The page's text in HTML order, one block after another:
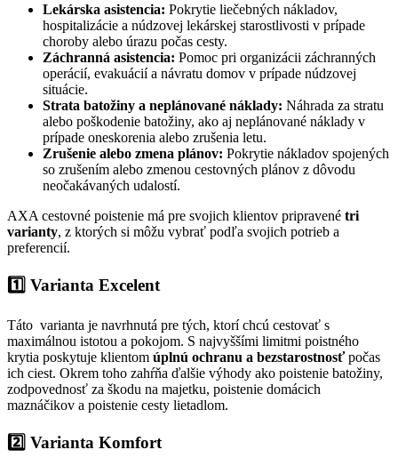
Lekárska asistencia: Pokrytie liečebných nákladov,
hospitalizácie a núdzovej lekárskej starostlivosti v prípade
choroby alebo úrazu počas cesty.
Záchranná asistencia: Pomoc pri organizácii záchranných
operácií, evakuácií a návratu domov v prípade núdzovej
situácie.
Strata batožiny a neplánované náklady: Náhrada za stratu
alebo poškodenie batožiny, ako aj neplánované náklady v
prípade oneskorenia alebo zrušenia letu.
Zrušenie alebo zmena plánov: Pokrytie nákladov spojených
so zrušením alebo zmenou cestovných plánov z dôvodu
neočakávaných udalostí.
AXA cestovné poistenie má pre svojich klientov pripravené tri
varianty, z ktorých si môžu vybrať podľa svojich potrieb a
preferencií.
1️⃣ Varianta Excelent
Táto varianta je navrhnutá pre tých, ktorí chcú cestovať s
maximálnou istotou a pokojom. S najvyššími limitmi poistného
krytia poskytuje klientom úplnú ochranu a bezstarostnosťpočas
ich ciest. Okrem toho zahŕňa ďalšie výhody ako poistenie batožiny,
zodpovednosť za škodu na majetku, poistenie domácich
maznáčikov a poistenie cesty lietadlom.
2️⃣ Varianta Komfort